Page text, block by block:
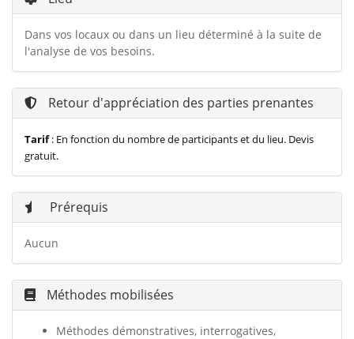
Dans vos locaux ou dans un lieu déterminé à la suite de
l'analyse de vos besoins.
Retour d'appréciation des parties prenantes
Tarif: En fonction du nombre de participants et du lieu. Devis
gratuit.
Prérequis
Aucun
Méthodes mobilisées
Méthodes démonstratives, interrogatives,